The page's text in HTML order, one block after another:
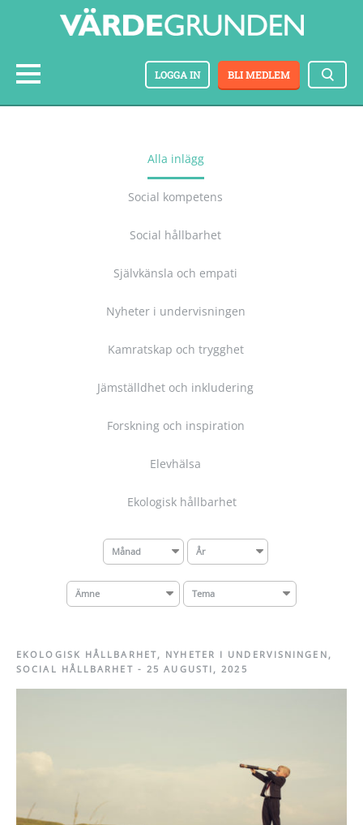
BLI MEDLEM
LOGGA IN
Alla inlägg
Social kompetens
Social hållbarhet
Självkänsla och empati
Nyheter i undervisningen
Kamratskap och trygghet
Jämställdhet och inkludering
Forskning och inspiration
Elevhälsa
Ekologisk hållbarhet
Månad År
Ämne Tema
EKOLOGISK HÅLLBARHET, NYHETER I UNDERVISNINGEN ,
SOCIAL HÅLLBARHET -25 AUGUSTI, 2025